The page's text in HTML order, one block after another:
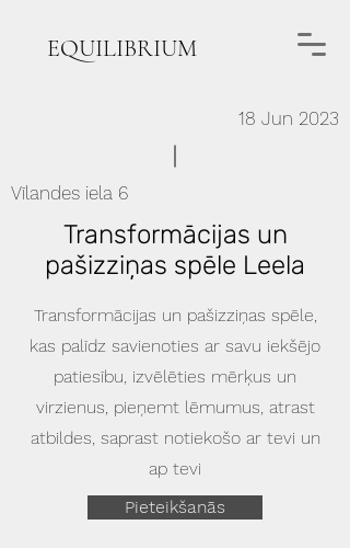
EQUILIBRIUM
18 Jun 2023
Vīlandes iela 6
Transformācijas un
pašizziņas spēle Leela
Transformācijas un pašizziņas spēle,
kas palīdz savienoties ar savu iekšējo
patiesību, izvēlēties mērķus un
virzienus, pieņemt lēmumus, atrast
atbildes, saprast notiekošo ar tevi un
ap tevi
Pieteikšanās